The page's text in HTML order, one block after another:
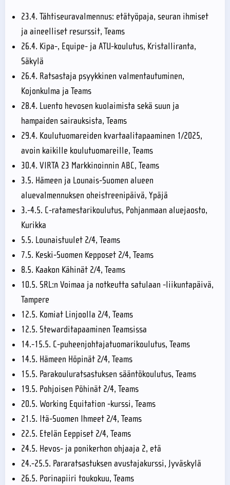
23.4. Tähtiseuravalmennus: etätyöpaja, seuran ihmiset
ja aineelliset resurssit, Teams
26.4. Kipa-, Equipe- ja ATU-koulutus, Kristalliranta,
Säkylä
26.4. Ratsastaja psyykkinen valmentautuminen,
Kojonkulma ja Teams
28.4. Luento hevosen kuolaimista sekä suun ja
hampaiden sairauksista, Teams
29.4. Koulutuomareiden kvartaalitapaaminen 1/2025,
avoin kaikille koulutuomareille, Teams
30.4. VIRTA 23 Markkinoinnin ABC, Teams
3.5. Hämeen ja Lounais-Suomen alueen
aluevalmennuksen oheistreenipäivä, Ypäjä
3.-4.5. C-ratamestarikoulutus, Pohjanmaan aluejaosto,
Kurikka
5.5. Lounaistuulet 2/4, Teams
7.5. Keski-Suomen Kepposet 2/4, Teams
8.5. Kaakon Kähinät 2/4, Teams
10.5. SRL:n Voimaa ja notkeutta satulaan -liikuntapäivä,
Tampere
12.5. Komiat Linjoolla 2/4, Teams
12.5. Stewarditapaaminen Teamsissa
14.-15.5. C-puheenjohtajatuomarikoulutus, Teams
14.5. Hämeen Höpinät 2/4, Teams
15.5. Parakouluratsastuksen sääntökoulutus, Teams
19.5. Pohjoisen Pöhinät 2/4, Teams
20.5. Working Equitation -kurssi, Teams
21.5. Itä-Suomen Ihmeet 2/4, Teams
22.5. Etelän Eeppiset 2/4, Teams
24.5. Hevos- ja ponikerhon ohjaaja 2, etä
24.-25.5. Pararatsastuksen avustajakurssi, Jyväskylä
26.5. Porinapiiri toukokuu, Teams